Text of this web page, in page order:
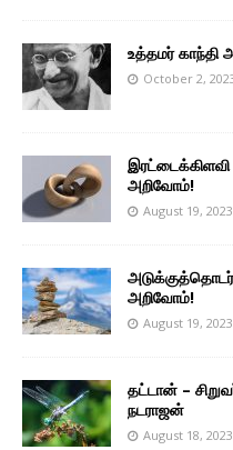
உத்தமர் காந்தி
October 2,
அறிவோம்!
August 19, 2023
அறிவோம்!
August 19, 2023
தட்டான் –
நடராஜன்
August 18, 2023